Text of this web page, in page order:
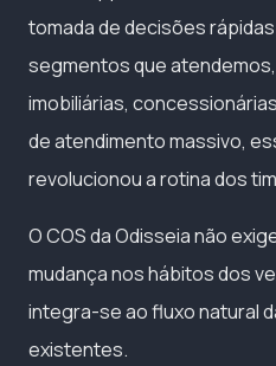
tomada de decisões
segmentos que
imobiliárias,
de atendimento massivo,
revolucionou a rotina dos
O COS da Odisseia não
mudança nos hábitos dos
integra-se ao fluxo natural
existentes.